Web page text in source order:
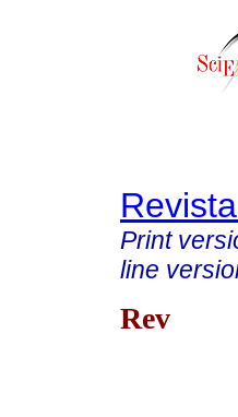
Print
line
Rev